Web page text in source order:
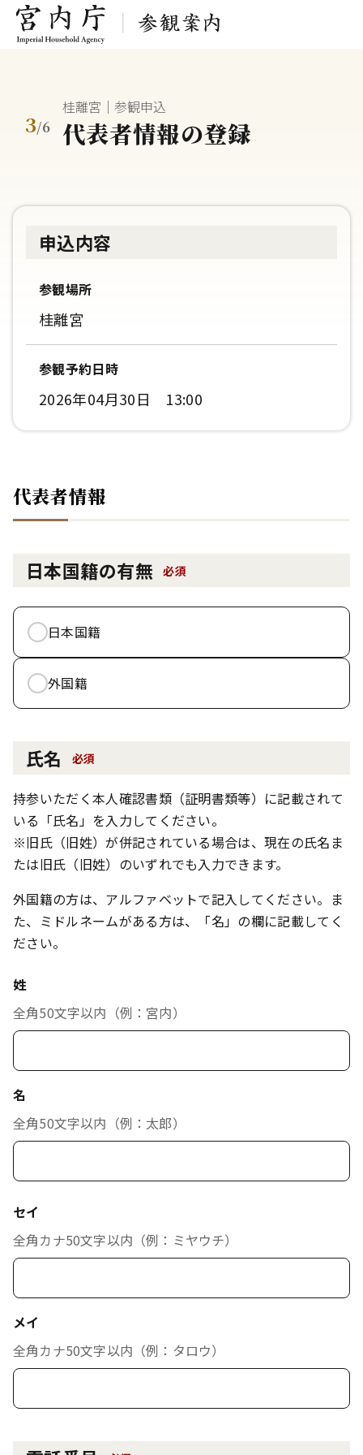
3/6
桂離宮｜参観申込
代表者情報の登録
申込内容
参観場所
桂離宮
参観予約日時
2026年04月30日 13:00
代表者情報
日本国籍の有無 必須
日本国籍
外国籍
氏名 必須
持参いただく本人確認書類（証明書類等）に記載されて
いる「氏名」を入力してください。
※旧氏（旧姓）が併記されている場合は、現在の氏名ま
たは旧氏（旧姓）のいずれでも入力できます。
外国籍の方は、アルファベットで記入してください。ま
た、ミドルネームがある方は、「名」の欄に記載してく
ださい。
姓
全角50文字以内（例：宮内）
名
全角50文字以内（例：太郎）
セイ
全角カナ50文字以内（例：ミヤウチ）
メイ
全角カナ50文字以内（例：タロウ）